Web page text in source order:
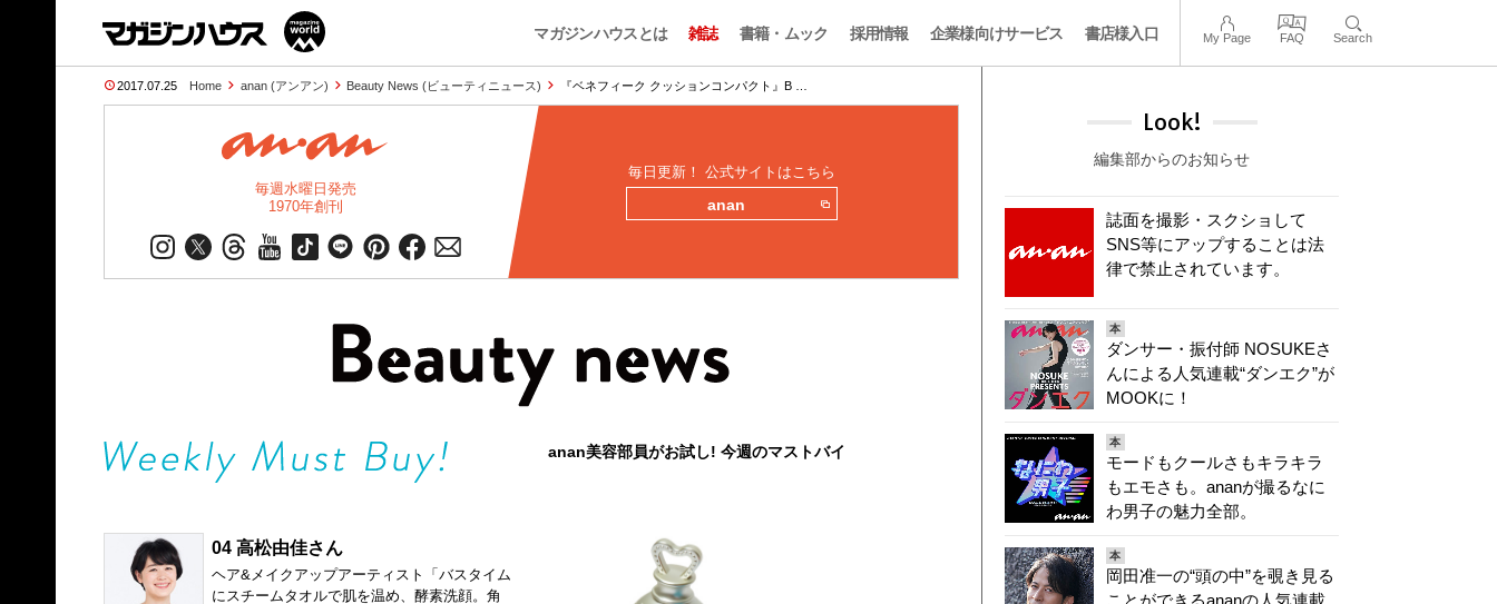
マガジンハウスとは 雑誌 書籍・ムック 採用情報 企業様向けサービス 書店様入口 My Page FAQ Search
2017.07.25 Home anan (アンアン) Beauty News (ビューティニュース) 『ベネフィーク クッションコンパクト』B …
毎週水曜日発売
1970年創刊
毎日更新！ 公式サイトはこちら
anan
anan美容部員がお試し! 今週のマストバイ
04 高松由佳さん
ヘア&メイクアップアーティスト「バスタイム
にスチームタオルで肌を温め、酵素洗顔。角
Look!
編集部からのお知らせ
誌面を撮影・スクショして
SNS等にアップすることは法
律で禁止されています。
本
ダンサー・振付師 NOSUKEさ
んによる人気連載“ダンエク”が
MOOKに！
本
モードもクールさもキラキラ
もエモさも。ananが撮るなに
わ男子の魅力全部。
本
岡田准一の“頭の中”を覗き見る
ことができるananの人気連載